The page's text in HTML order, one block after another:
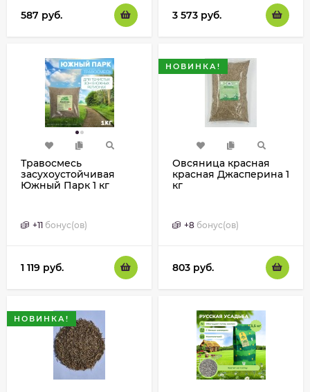
587 руб. 3 573 руб.
Травосмесь
засухоустойчивая
Южный Парк 1 кг
+11 бонус(ов)
1 119 руб.
НОВИНКА!
Овсяница красная
красная Джасперина 1
кг
+8 бонус(ов)
803 руб.
НОВИНКА!